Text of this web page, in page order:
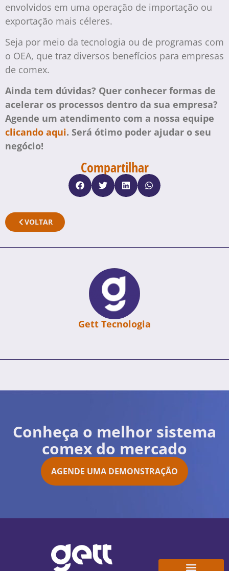
envolvidos em uma operação de importação ou
exportação mais céleres.
Seja por meio da tecnologia ou de programas com
o OEA, que traz diversos benefícios para empresas
de comex.
Ainda tem dúvidas? Quer conhecer formas de
acelerar os processos dentro da sua empresa?
Agende um atendimento com a nossa equipe
clicando aqui. Será ótimo poder ajudar o seu
negócio!
Compartilhar
VOLTAR
Gett Tecnologia
Conheça o melhor sistema
comex do mercado
AGENDE UMA DEMONSTRAÇÃO